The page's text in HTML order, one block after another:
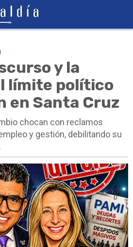
y la
límite político
en Santa Cruz
chocan con reclamos
y gestión, debilitando su